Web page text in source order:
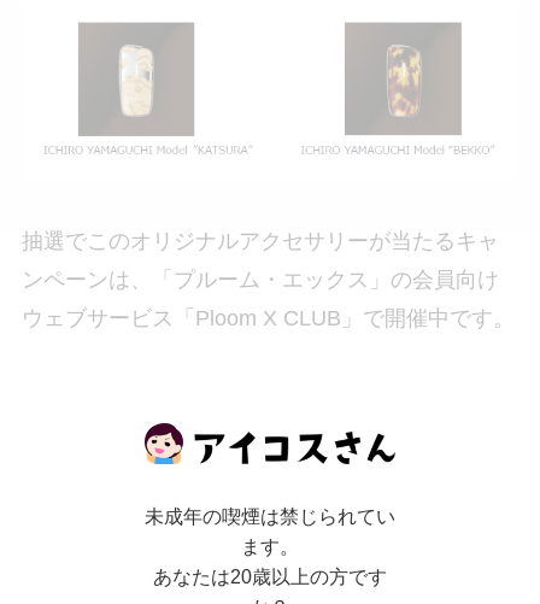
抽選でこのオリジナルアクセサリーが当たるキャ
ンペーンは、「プルーム・エックス」の会員向け
ウェブサービス「Ploom X CLUB」で開催中です。
口氏がデザインした「鼈甲(べっこう)」と「桂剥
素晴らしいチャンスをお見逃しなく！さらに、
「Ploom X CLUB」では山口氏にインタビューした
記事も公開されています。彼の「TRULY
未成年の喫煙は禁じられてい
ます。
あなたは20歳以上の方です